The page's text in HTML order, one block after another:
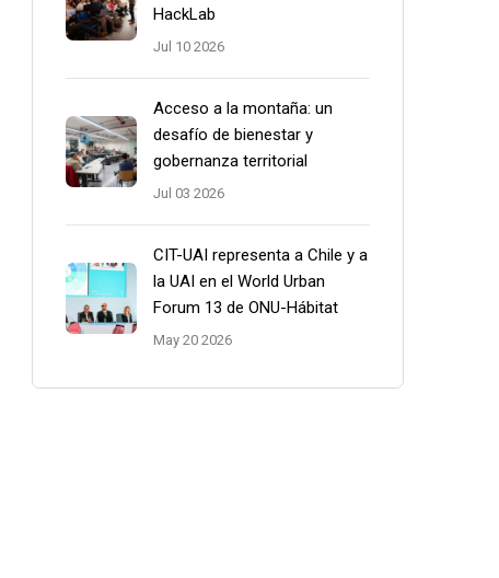
HackLab
Jul 10 2026
Acceso a la montaña: un
desafío de bienestar y
gobernanza territorial
Jul 03 2026
CIT-UAI representa a Chile y a
la UAI en el World Urban
Forum 13 de ONU-Hábitat
May 20 2026